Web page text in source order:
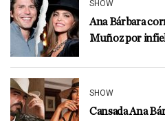
SHOW
Ana Bárbara
Muñoz por
SHOW
Cansada Ana